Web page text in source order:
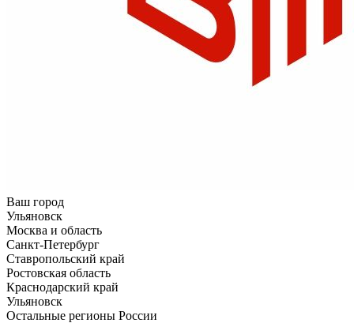
Ваш город
Ульяновск
Москва и область
Санкт-Петербург
Ставропольский край
Ростовская область
Краснодарский край
Ульяновск
Остальные регионы России